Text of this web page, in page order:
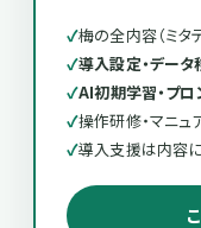
梅の全内容（ミタ
導入設定・データ
AI初期学習・プロ
操作研修・マニュ
導入支援は内容